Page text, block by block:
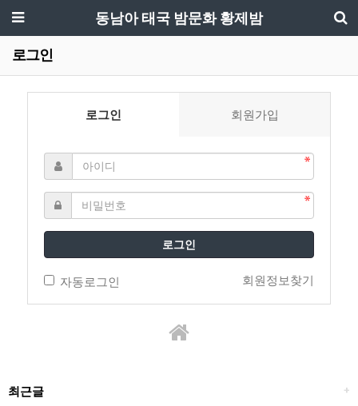
동남아 태국 밤문화 황제밤
로그인
로그인 회원가입
로그인
자동로그인 회원정보찾기
+
최근글